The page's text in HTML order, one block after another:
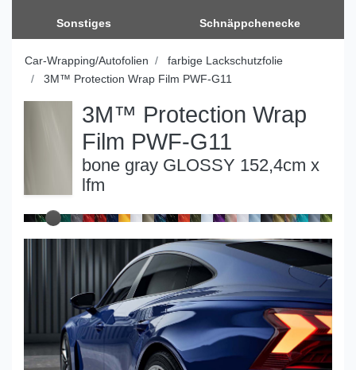
Sonstiges Schnäppchenecke
Car-Wrapping/Autofolien
farbige Lackschutzfolie
3M™ Protection Wrap Film PWF-G11
3M™ Protection Wrap
Film PWF-G11
bone gray GLOSSY 152,4cm x
lfm